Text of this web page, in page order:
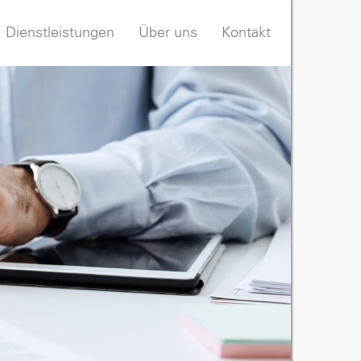
Dienstleistungen Über uns Kontakt